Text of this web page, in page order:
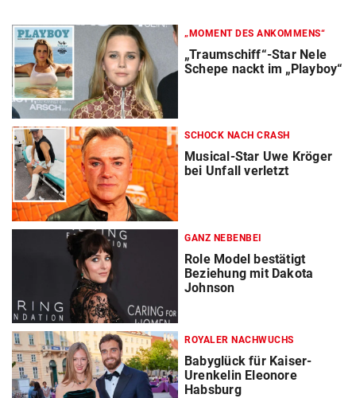
„MOMENT DES ANKOMMENS“
„Traumschiff“-Star Nele
Schepe nackt im „Playboy“
SCHOCK NACH CRASH
Musical-Star Uwe Kröger
bei Unfall verletzt
GANZ NEBENBEI
Role Model bestätigt
Beziehung mit Dakota
Johnson
ROYALER NACHWUCHS
Babyglück für Kaiser-
Urenkelin Eleonore
Habsburg